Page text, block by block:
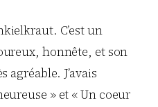
C’est un
honnête, et son
J’avais
» et « Un coeur